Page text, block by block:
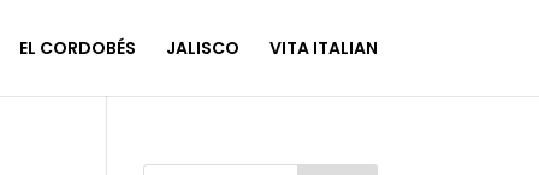
EL CORDOBÉS JALISCO VITA ITALIAN